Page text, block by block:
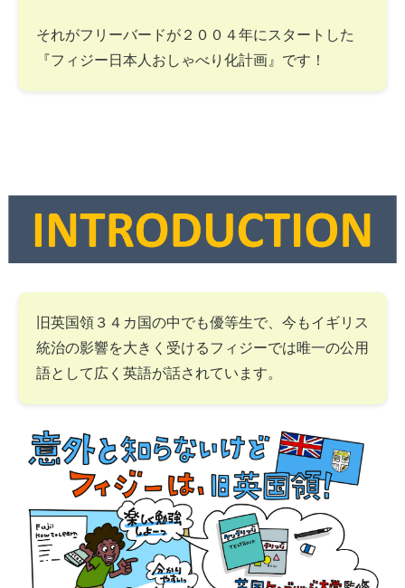
それがフリーバードが２００４年にスタートした
『フィジー日本人おしゃべり化計画』です！
旧英国領３４カ国の中でも優等生で、今もイギリス
統治の影響を大きく受けるフィジーでは唯一の公用
語として広く英語が話されています。